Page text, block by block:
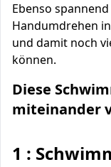
Ebenso
Handumdrehen
und damit noch
können.
Diese
miteinander
1 :